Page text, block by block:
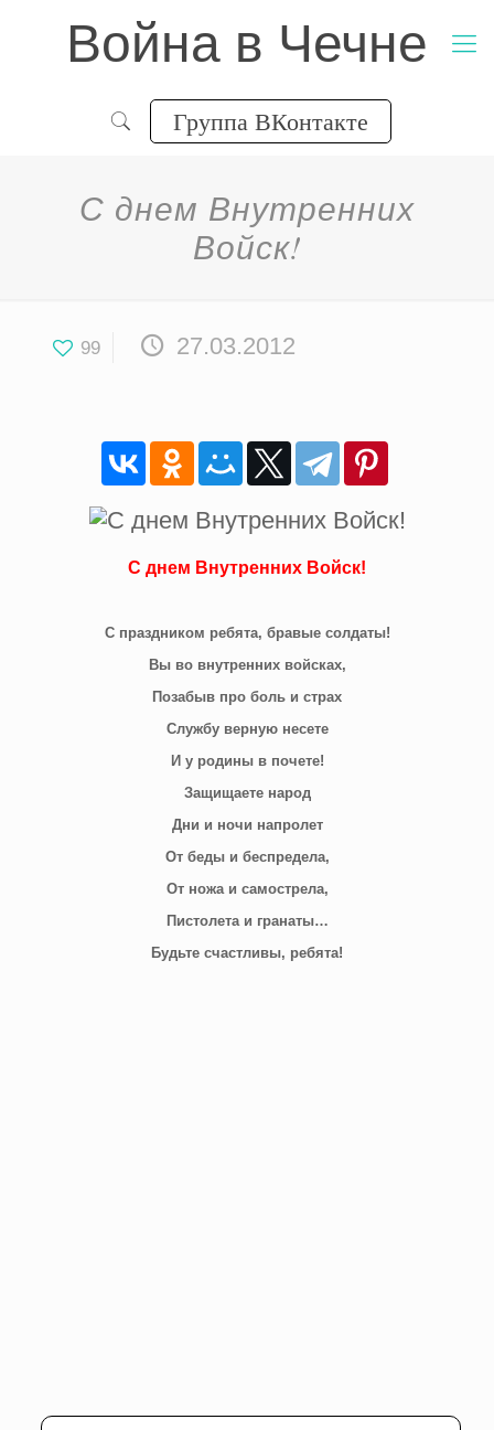
Война в Чечне
Группа ВКонтакте
С днем Внутренних
Войск!
99 27.03.2012
С днем Внутренних Войск!
С праздником ребята, бравые солдаты!
Вы во внутренних войсках,
Позабыв про боль и страх
Службу верную несете
И у родины в почете!
Защищаете народ
Дни и ночи напролет
От беды и беспредела,
От ножа и самострела,
Пистолета и гранаты…
Будьте счастливы, ребята!